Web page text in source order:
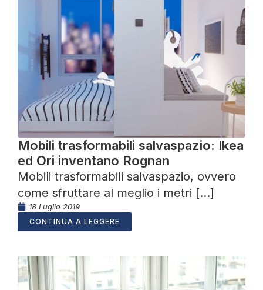
Mobili trasformabili salvaspazio: Ikea
ed Ori inventano Rognan
Mobili trasformabili salvaspazio, ovvero
come sfruttare al meglio i metri [...]
18 Luglio 2019
CONTINUA A LEGGERE